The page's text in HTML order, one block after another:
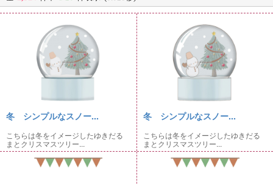
冬 シンプルなスノー...
こちらは冬をイメージしたゆきだる
まとクリスマスツリー...
冬 シンプルなスノー...
こちらは冬をイメージしたゆきだる
まとクリスマスツリー...